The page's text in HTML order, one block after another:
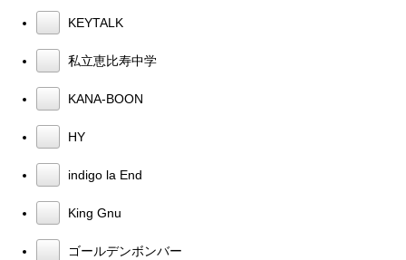
KEYTALK
私立恵比寿中学
KANA-BOON
HY
indigo la End
King Gnu
ゴールデンボンバー